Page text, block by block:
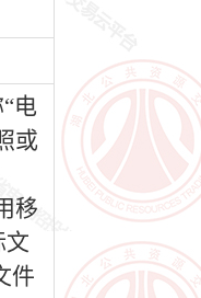
电
或
移
文
件